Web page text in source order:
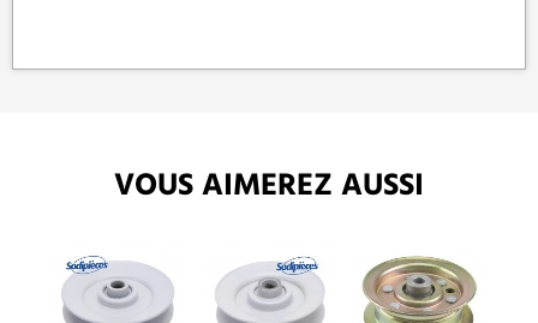
VOUS AIMEREZ AUSSI